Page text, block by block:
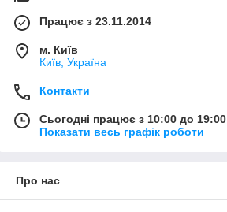
Працює з 23.11.2014
м. Київ
Київ, Україна
Контакти
Сьогодні працює з 10:00 до 19:00
Показати весь графік роботи
Про нас